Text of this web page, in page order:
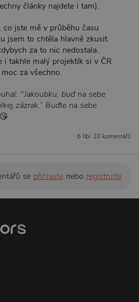
články najdete i tam).
jste mě v průběhu času
jsem to chtěla hlavně zkusit.
za to nic nedostala.
i takhle malý projektík si v ČR
za všechno.
"Jakoubku, buď na sebe
zázrak.“ Buďte na sebe
6 líbí 10 komentářů
se přihlastenebo registrujte